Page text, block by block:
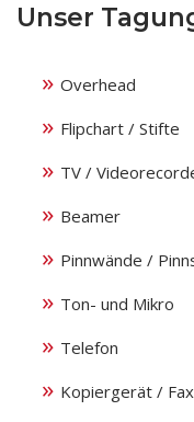
Unser
Overhead
Flipchart / Stifte
TV /
Beamer
Pinnwände /
Ton- und Mikro
Telefon
Kopiergerät / Fax